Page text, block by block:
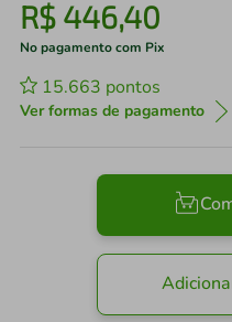
R$ 446,40
No pagamento com Pix
15.663 pontos
Ver formas de pagamento